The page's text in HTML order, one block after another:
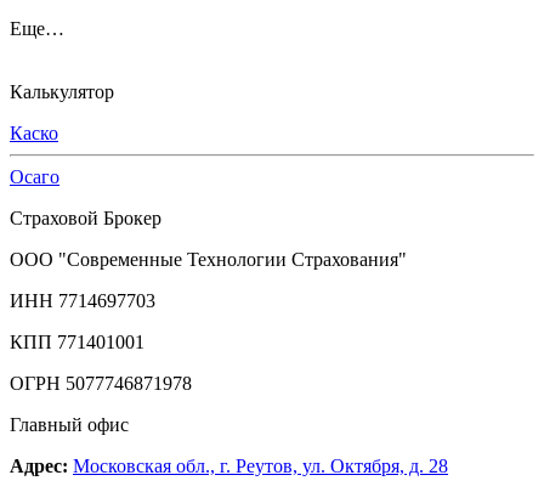
Еще…
Калькулятор
Каско
Осаго
Страховой Брокер
ООО "Современные Технологии Страхования"
ИНН 7714697703
КПП 771401001
ОГРН 5077746871978
Главный офис
Адрес: Московская обл., г. Реутов, ул. Октября, д. 28